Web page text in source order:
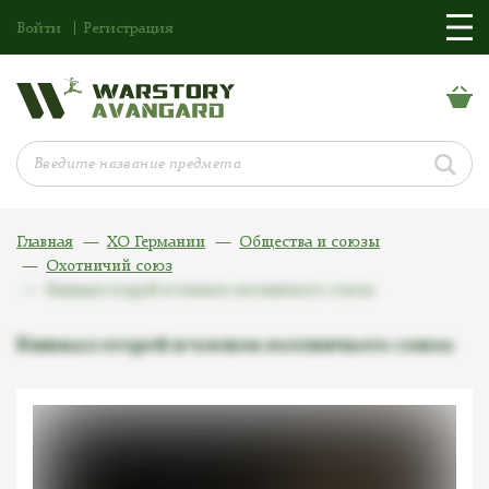
Войти Регистрация
Главная ХО Германии
Общества и союзы
Охотничий союз
Кинжал егерей и членов охотничьего союза